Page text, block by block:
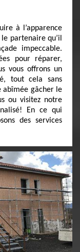
à l’apparence
partenaire qu’il
impeccable.
pour réparer,
vous offrons un
tout cela sans
abîmée gâcher le
ou visitez notre
En ce qui
des services